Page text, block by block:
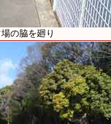
の脇を廻り